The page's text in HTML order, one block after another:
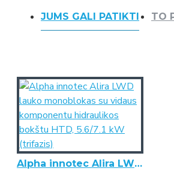
JUMS GALI PATIKTI TO
Alpha innotec Alira LWD lauko monoblokas su vidaus komponentu hidraulikos bokštu HTD, 5.6/7.1 kW (trifazis)